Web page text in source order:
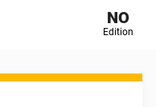
NO
Edition